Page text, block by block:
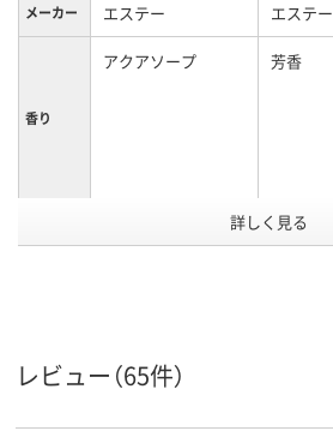
メーカー エステー エステー
香り
アクアソープ 芳香
トイレ用
スコア
10
詳しく見る
レビュー（65件）